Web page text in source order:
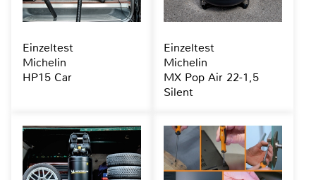
Einzeltest
Michelin
HP15 Car
Einzeltest
Michelin
MX Pop Air 22-1,5
Silent